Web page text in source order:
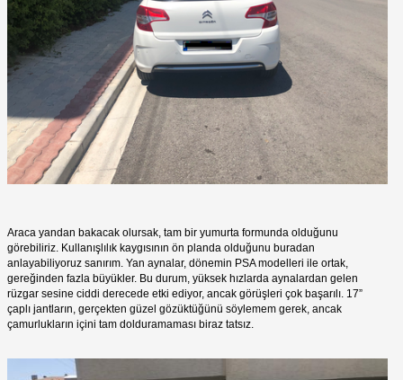
Araca yandan bakacak olursak, tam bir yumurta formunda olduğunu
görebiliriz. Kullanışlılık kaygısının ön planda olduğunu buradan
anlayabiliyoruz sanırım. Yan aynalar, dönemin PSA modelleri ile ortak,
gereğinden fazla büyükler. Bu durum, yüksek hızlarda aynalardan gelen
rüzgar sesine ciddi derecede etki ediyor, ancak görüşleri çok başarılı. 17”
çaplı jantların, gerçekten güzel gözüktüğünü söylemem gerek, ancak
çamurlukların içini tam dolduramaması biraz tatsız.